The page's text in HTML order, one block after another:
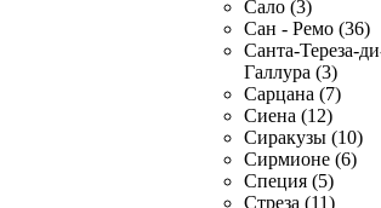
Сало (3)
Сан - Ремо (36)
Санта-Тереза-
Галлура (3)
Сарцана (7)
Сиена (12)
Сиракузы (10)
Сирмионе (6)
Специя (5)
Стреза (11)